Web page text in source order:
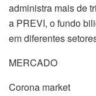
administra mais de
a PREVI, o fundo
em diferentes
MERCADO
Corona market